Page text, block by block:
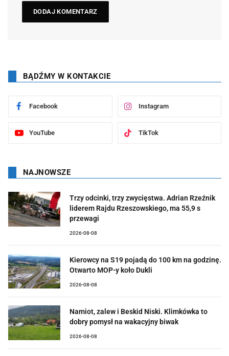
BĄDŹMY W KONTAKCIE
Facebook Instagram
YouTube TikTok
NAJNOWSZE
Trzy odcinki, trzy zwycięstwa. Adrian Rzeźnik
liderem Rajdu Rzeszowskiego, ma 55,9 s
przewagi
2026-08-08
Kierowcy na S19 pojadą do 100 km na godzinę.
Otwarto MOP-y koło Dukli
2026-08-08
Namiot, zalew i Beskid Niski. Klimkówka to
dobry pomysł na wakacyjny biwak
2026-08-08